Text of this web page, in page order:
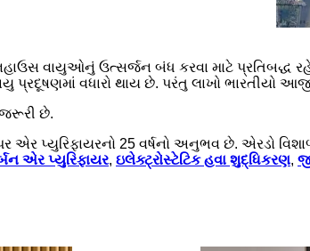
વાયુઓનું ઉત્સર્જન બંધ કરવા માટે પ્રતિબદ્ધ
વધારો થાય છે. પરંતુ લાખો ભારતીયો
જરૂરી છે.
એર પ્યુરિફાયરનો 25 વર્ષનો અનુભવ છે. એરડો
એર પ્યુરિફાયર, ઇલેક્ટ્રોસ્ટેટિક હવા શુદ્ધિકરણ,